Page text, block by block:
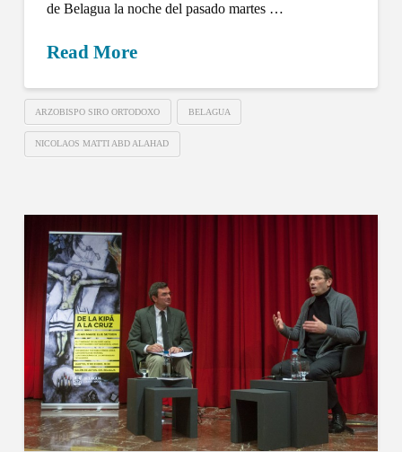
de Belagua la noche del pasado martes …
Read More
ARZOBISPO SIRO ORTODOXO BELAGUA
NICOLAOS MATTI ABD ALAHAD